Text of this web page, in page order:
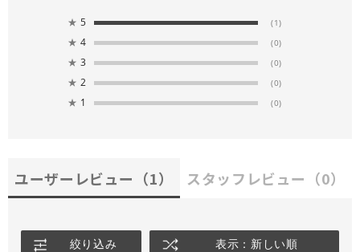
★ 5 (1)
★ 4 (0)
★ 3 (0)
★ 2 (0)
★ 1 (0)
ユーザーレビュー （1） スタッフレビュー （0）
絞り込み 表示：新しい順